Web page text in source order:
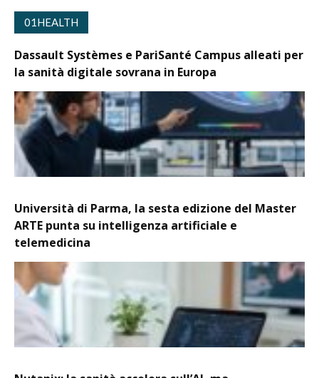
01HEALTH
Dassault Systèmes e PariSanté Campus alleati per
la sanità digitale sovrana in Europa
Università di Parma, la sesta edizione del Master
ARTE punta su intelligenza artificiale e
telemedicina